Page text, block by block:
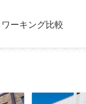
ワーキング比較